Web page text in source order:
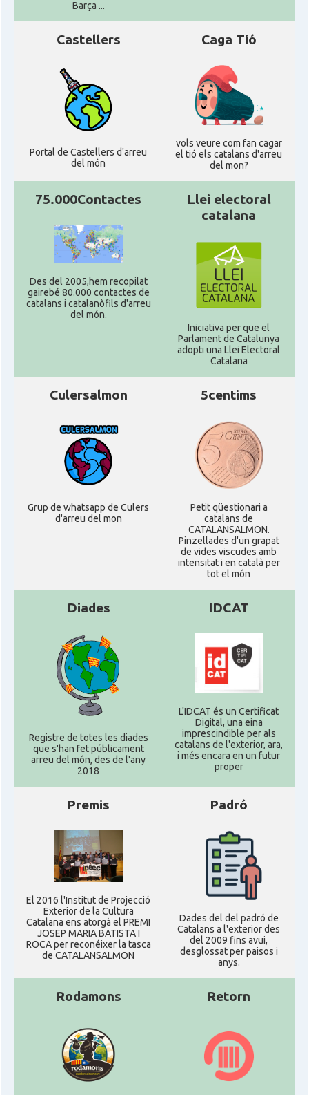
Barça ...
Castellers
Portal de Castellers d'arreu
del món
Caga Tió
vols veure com fan cagar
el tió els catalans d'arreu
del mon?
75.000Contactes
Des del 2005,hem recopilat
gairebé 80.000 contactes de
catalans i catalanòfils d'arreu
del món.
Llei electoral
catalana
Iniciativa per que el
Parlament de Catalunya
adopti una Llei Electoral
Catalana
Culersalmon
Grup de whatsapp de Culers
d'arreu del mon
5centims
Petit qüestionari a
catalans de
CATALANSALMON.
Pinzellades d'un grapat
de vides viscudes amb
intensitat i en català per
tot el món
Diades
Registre de totes les diades
que s'han fet públicament
arreu del món, des de l'any
2018
IDCAT
L'IDCAT és un Certificat
Digital, una eina
imprescindible per als
catalans de l'exterior, ara,
i més encara en un futur
proper
Premis
El 2016 l'Institut de Projecció
Exterior de la Cultura
Catalana ens atorgà el PREMI
JOSEP MARIA BATISTA I
ROCA per reconéixer la tasca
de CATALANSALMON
Padró
Dades del del padró de
Catalans a l'exterior des
del 2009 fins avui,
desglossat per paisos i
anys.
Rodamons Retorn